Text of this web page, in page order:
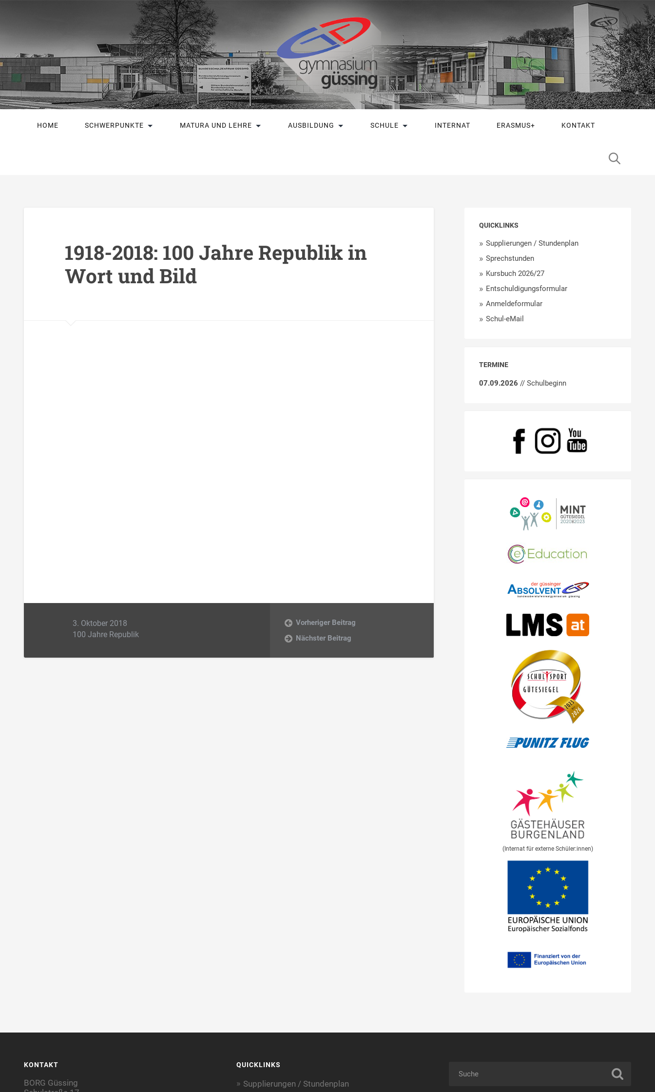
HOME SCHWERPUNKTE MATURA UND LEHRE AUSBILDUNG SCHULE INTERNAT ERASMUS+ KONTAKT
1918-2018: 100 Jahre Republik in
Wort und Bild
3. Oktober 2018
100 Jahre Republik
Vorheriger Beitrag
Nächster Beitrag
QUICKLINKS
Supplierungen / Stundenplan
Sprechstunden
Kursbuch 2026/27
Entschuldigungsformular
Anmeldeformular
Schul-eMail
TERMINE
07.09.2026 // Schulbeginn
(Internat für externe Schüler:innen)
KONTAKT
BORG Güssing
QUICKLINKS
Supplierungen / Stundenplan